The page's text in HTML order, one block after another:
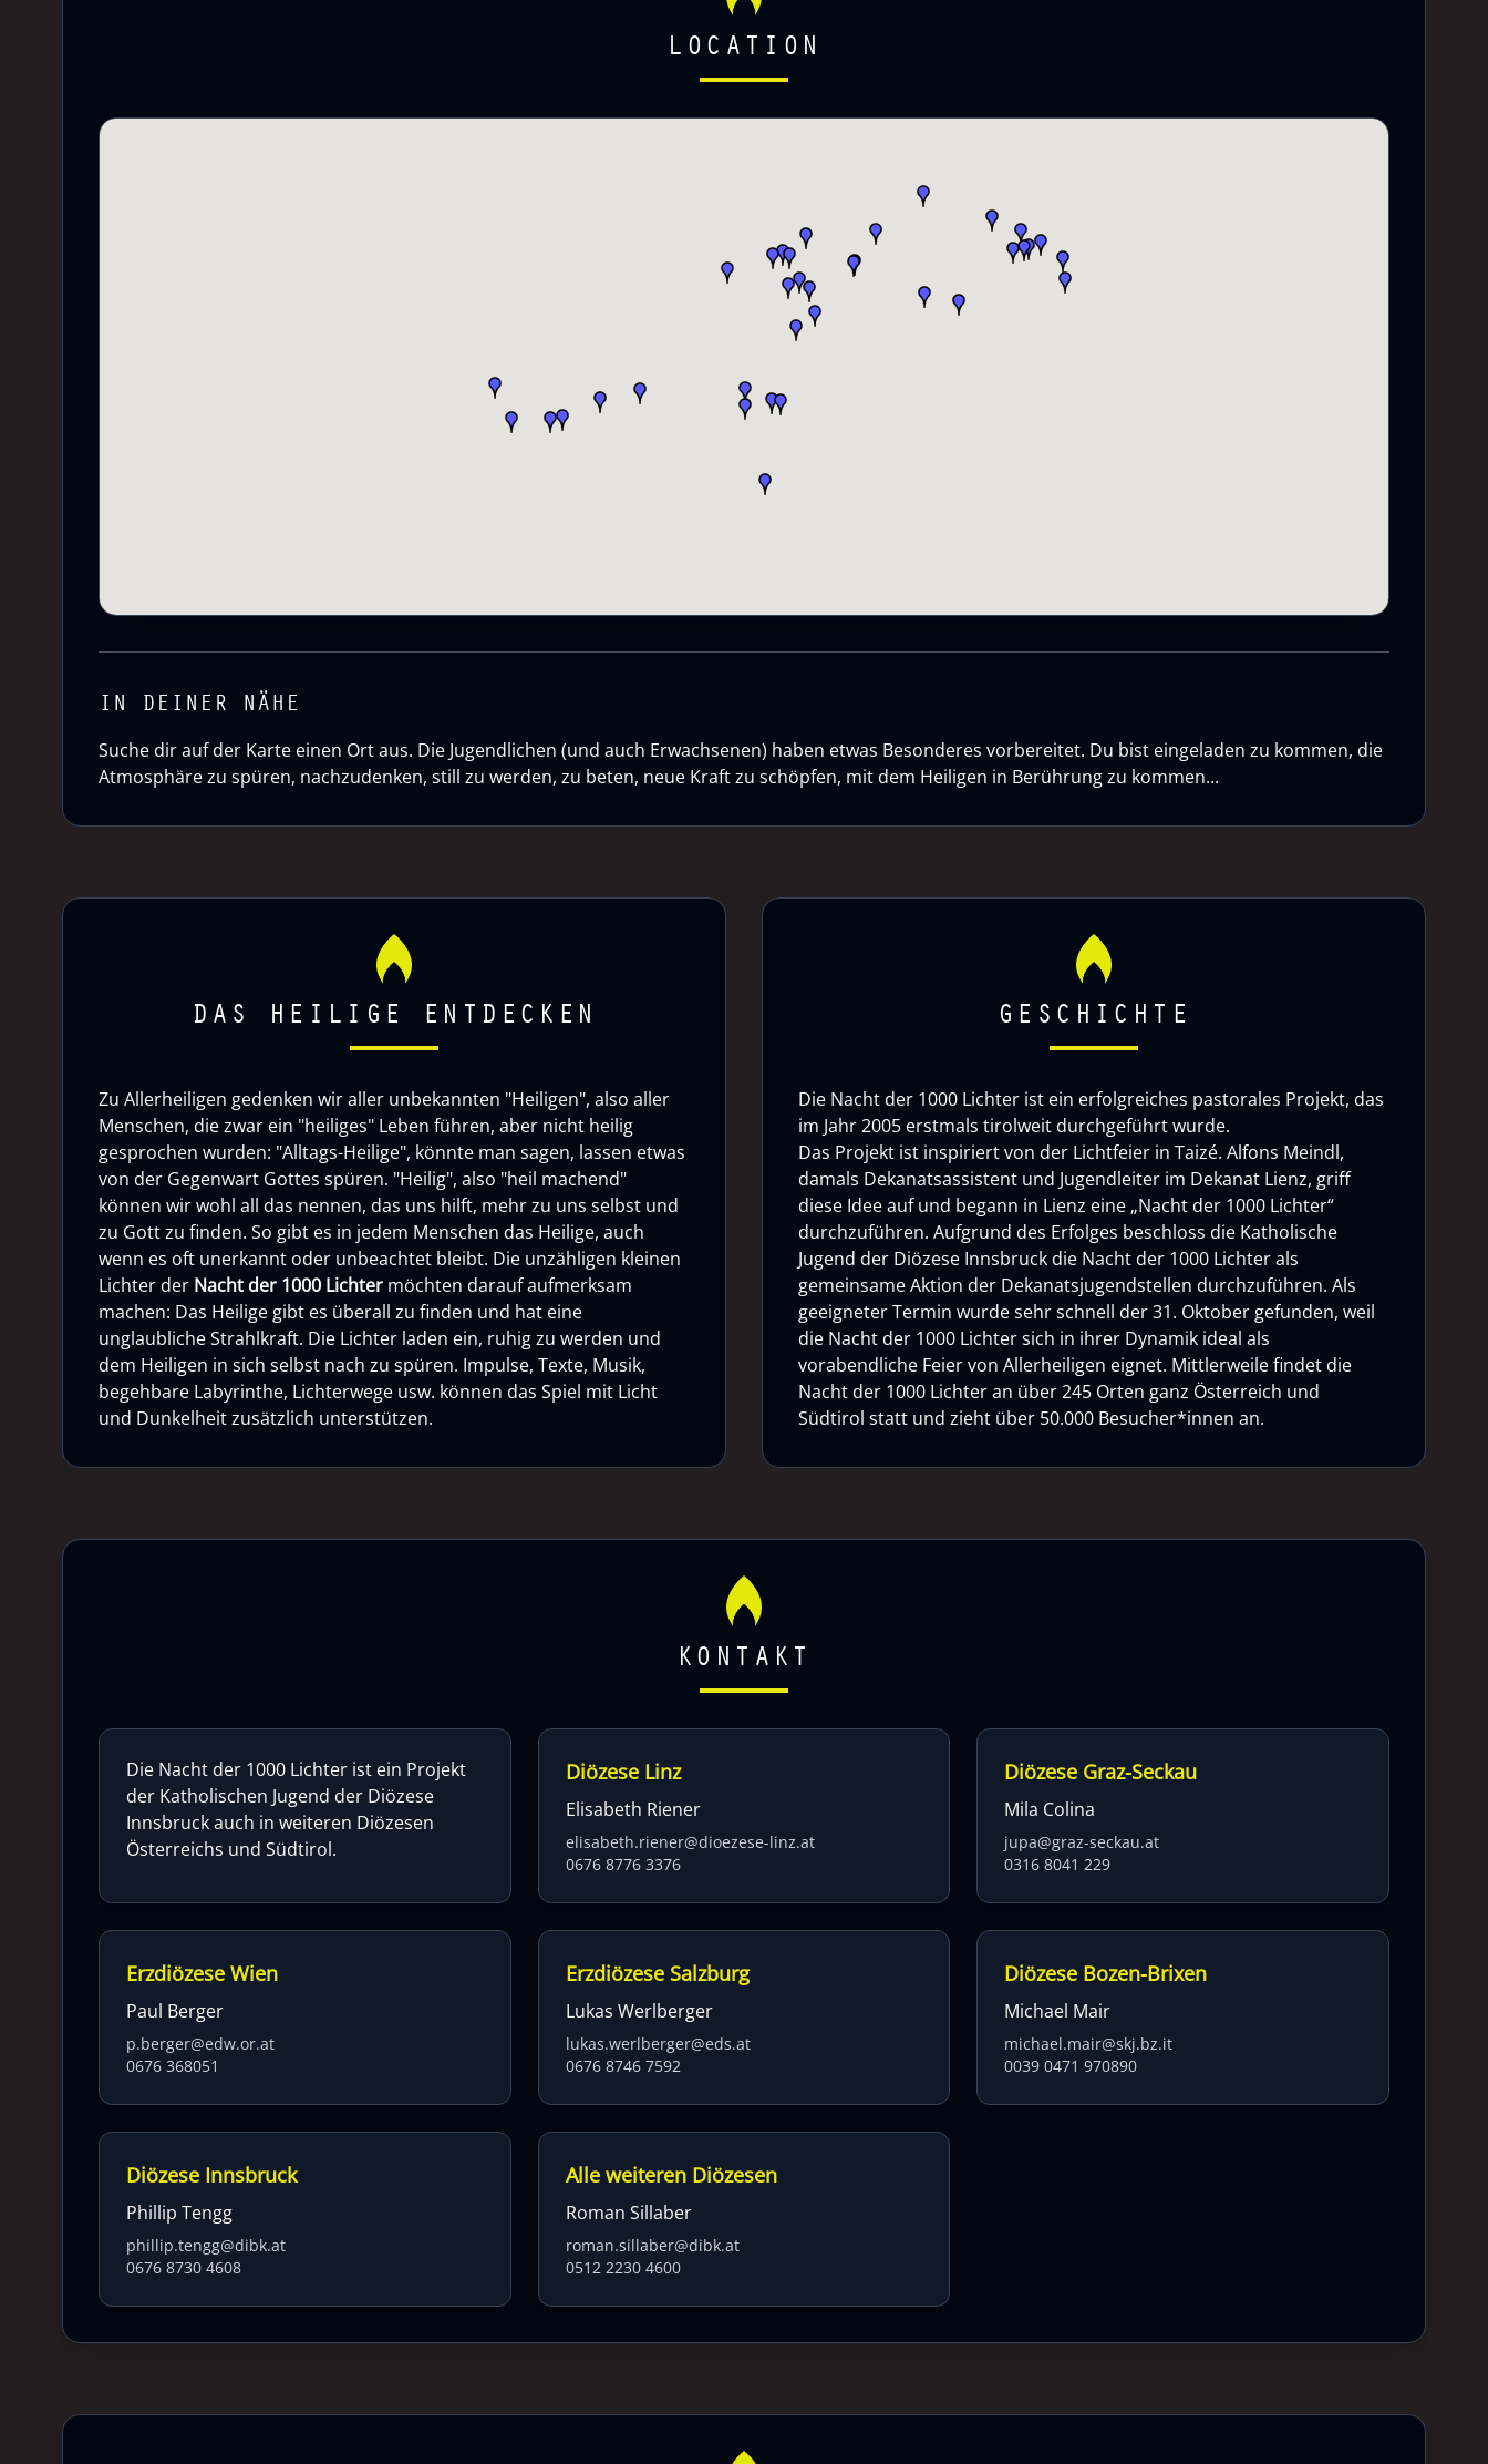
LOCATION
IN DEINER NÄHE
Suche dir auf der Karte einen Ort aus. Die Jugendlichen (und auch Erwachsenen) haben etwas Besonderes vorbereitet. Du bist eingeladen zu kommen, die
Atmosphäre zu spüren, nachzudenken, still zu werden, zu beten, neue Kraft zu schöpfen, mit dem Heiligen in Berührung zu kommen...
DAS HEILIGE ENTDECKEN
Zu Allerheiligen gedenken wir aller unbekannten "Heiligen", also aller
Menschen, die zwar ein "heiliges" Leben führen, aber nicht heilig
gesprochen wurden: "Alltags-Heilige", könnte man sagen, lassen etwas
von der Gegenwart Gottes spüren. "Heilig", also "heil machend"
können wir wohl all das nennen, das uns hilft, mehr zu uns selbst und
zu Gott zu finden. So gibt es in jedem Menschen das Heilige, auch
wenn es oft unerkannt oder unbeachtet bleibt. Die unzähligen kleinen
Lichter der Nacht der 1000 Lichter möchten darauf aufmerksam
machen: Das Heilige gibt es überall zu finden und hat eine
unglaubliche Strahlkraft. Die Lichter laden ein, ruhig zu werden und
dem Heiligen in sich selbst nach zu spüren. Impulse, Texte, Musik,
begehbare Labyrinthe, Lichterwege usw. können das Spiel mit Licht
und Dunkelheit zusätzlich unterstützen.
GESCHICHTE
Die Nacht der 1000 Lichter ist ein erfolgreiches pastorales Projekt, das
im Jahr 2005 erstmals tirolweit durchgeführt wurde.
Das Projekt ist inspiriert von der Lichtfeier in Taizé. Alfons Meindl,
damals Dekanatsassistent und Jugendleiter im Dekanat Lienz, griff
diese Idee auf und begann in Lienz eine „Nacht der 1000 Lichter“
durchzuführen. Aufgrund des Erfolges beschloss die Katholische
Jugend der Diözese Innsbruck die Nacht der 1000 Lichter als
gemeinsame Aktion der Dekanatsjugendstellen durchzuführen. Als
geeigneter Termin wurde sehr schnell der 31. Oktober gefunden, weil
die Nacht der 1000 Lichter sich in ihrer Dynamik ideal als
vorabendliche Feier von Allerheiligen eignet. Mittlerweile findet die
Nacht der 1000 Lichter an über 245 Orten ganz Österreich und
Südtirol statt und zieht über 50.000 Besucher*innen an.
KONTAKT
Die Nacht der 1000 Lichter ist ein Projekt
der Katholischen Jugend der Diözese
Innsbruck auch in weiteren Diözesen
Österreichs und Südtirol.
Diözese Linz
Elisabeth Riener
elisabeth.riener@dioezese-linz.at
0676 8776 3376
Diözese Graz-Seckau
Mila Colina
jupa@graz-seckau.at
0316 8041 229
Erzdiözese Wien
Paul Berger
p.berger@edw.or.at
0676 368051
Erzdiözese Salzburg
Lukas Werlberger
lukas.werlberger@eds.at
0676 8746 7592
Diözese Bozen-Brixen
Michael Mair
michael.mair@skj.bz.it
0039 0471 970890
Diözese Innsbruck
Phillip Tengg
phillip.tengg@dibk.at
0676 8730 4608
Alle weiteren Diözesen
Roman Sillaber
roman.sillaber@dibk.at
0512 2230 4600